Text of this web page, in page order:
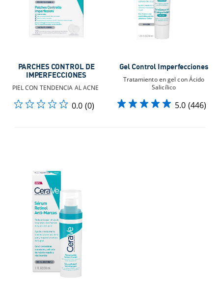
PARCHES CONTROL DE
IMPERFECCIONES
PIEL CON TENDENCIA AL ACNE ​
0.0 (0)
Gel Control Imperfecciones
Tratamiento en gel con Ácido
Salicílico
5.0 (446)